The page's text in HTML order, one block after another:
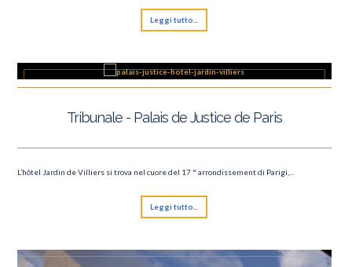
Leggi tutto...
Tribunale - Palais de Justice de Paris
L’hôtel Jardin de Villiers si trova nel cuore del 17 ° arrondissement di Parigi,...
Leggi tutto...